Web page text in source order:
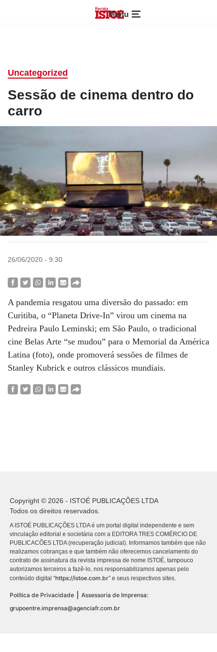
Menu
Uncategorized
Sessão de cinema dentro do
carro
26/06/2020 - 9:30
A pandemia resgatou uma diversão do passado: em
Curitiba, o “Planeta Drive-In” virou um cinema na
Pedreira Paulo Leminski; em São Paulo, o tradicional
cine Belas Arte “se mudou” para o Memorial da América
Latina (foto), onde promoverá sessões de filmes de
Stanley Kubrick e outros clássicos mundiais.
Copyright © 2026 - ISTOÉ PUBLICAÇÕES LTDA
Todos os direitos reservados.
A ISTOÉ PUBLICAÇÕES LTDA é um portal digital independente e sem
vinculação editorial e societária com a EDITORA TRES COMÉRCIO DE
PUBLICACÕES LTDA (recuperação judicial). Informamos também que não
realizamos cobranças e que também não oferecemos cancelamento do
contrato de assinatura da revista impressa de nome ISTOÉ, tampouco
autorizamos terceiros a fazê-lo, nos responsabilizamos apenas pelo
conteúdo digital “https://istoe.com.br” e seus respectivos sites.
Política de Privacidade
Assessoria de Imprensa:
grupoentre.imprensa@agenciafr.com.br